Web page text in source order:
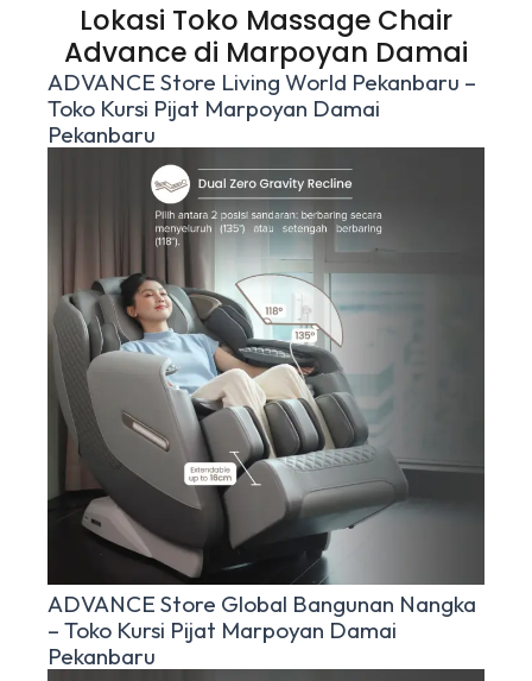
Lokasi Toko Massage Chair
Advance di Marpoyan Damai
ADVANCE Store Living World Pekanbaru –
Toko Kursi Pijat Marpoyan Damai
Pekanbaru
ADVANCE Store Global Bangunan Nangka
– Toko Kursi Pijat Marpoyan Damai
Pekanbaru